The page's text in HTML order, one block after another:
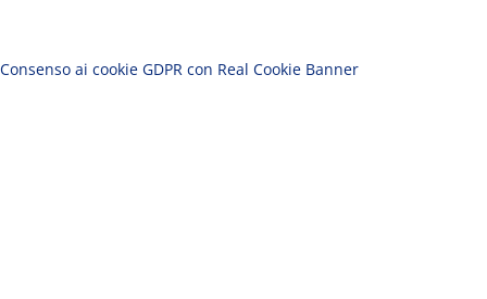
Consenso ai cookie GDPR con Real Cookie Banner